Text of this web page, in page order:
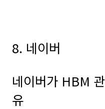
8. 네이버
네이버가 HBM
유